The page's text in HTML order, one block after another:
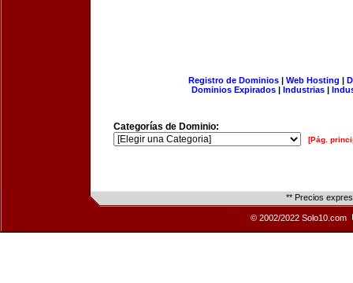
Registro de Dominios| Web Hosting |
Dominios Expirados | Industrias |
Categorías de Dominio:
[Pág.
** Precios
© 2002/2022 Solo10.com